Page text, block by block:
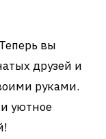
вы
друзей и
руками.
и уютное